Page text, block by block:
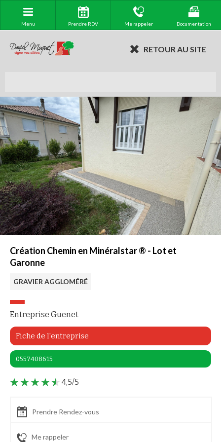
Menu Prendre RDV Me rappeler Documentation
RETOUR AU SITE
Création Chemin en Minéralstar ® - Lot et
Garonne
GRAVIER AGGLOMÉRÉ
Entreprise Guenet
Fiche de l'entreprise
0557408615
4,5/5
Prendre Rendez-vous
Me rappeler